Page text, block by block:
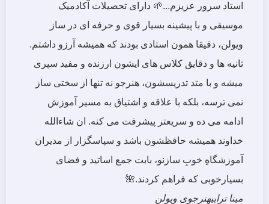
استاد سرور عزیزم...🌱 دارای تحصیلات آکادمیک
موسیقی و با پیشینه بسیار قوی و حرفه ای در ساز
ویولن، دقیقا همون استادی بودند که همیشه آرزو داشتم.
ثانیه ها و دقایق کلاس های ایشون ارزنده و مفید سپری
میشه و با متد تدریسشون، هنرجو نه تنها از سختی ساز
نمی ترسه، بلکه با علاقه و اشتیاق به مسیر آموزش
ادامه می ده و سریعتر پیشرفت می کنه. ان شاءالله
خداوند همیشه حافظشون باشد و سپاسگزار از مدیران
آموزشگاهِ خوبِ سازنو، بابت جمع اساتید و فضای
بسیارخوبی که فراهم کردند.🌺
مینا ترابیهنرجوی ویولن